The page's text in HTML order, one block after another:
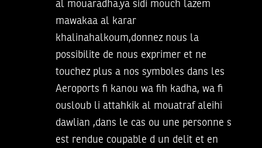
al mouaradha.ya sidi mouch lazem
mawakaa al karar
khalinahalkoum,donnez nous la
possibilite de nous exprimer et ne
touchez plus a nos symboles dans les
Aeroports fi kanou wa fih kadha, wa fi
ousloub li attahkik al mouatraf aleihi
dawlian ,dans le cas ou une personne s
est rendue coupable d un delit et en